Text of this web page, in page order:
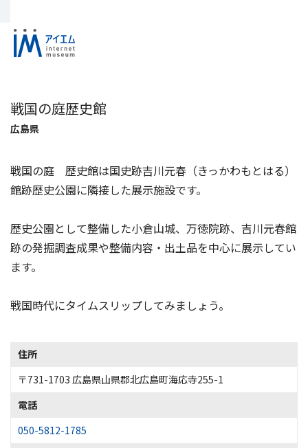
戦国の庭歴史館
広島県
戦国の庭 歴史館は国史跡吉川元春（きっかわもとはる）
館跡歴史公園に隣接した展示施設です。
歴史公園として整備した小倉山城、万徳院跡、吉川元春館
跡の発掘調査成果や整備内容・出土品を中心に展示してい
ます。
戦国時代にタイムスリップしてみましょう。
住所
〒731-1703 広島県山県郡北広島町海応寺255-1
電話
050-5812-1785